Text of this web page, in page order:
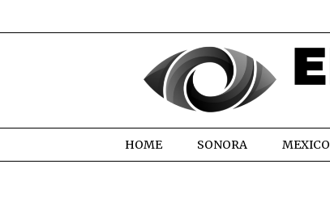
HOME SONORA MEXICO